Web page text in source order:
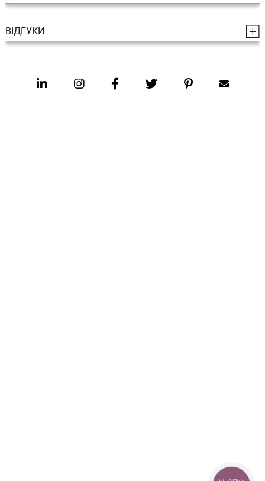
ВІДГУКИ